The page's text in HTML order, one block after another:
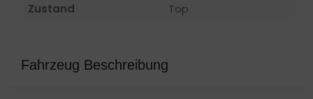
Zustand
Top
Fahrzeug Beschreibung